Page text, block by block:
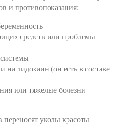
и противопоказания:
средств или проблемы
на лидокаин (он есть в составе
или тяжелые болезни
уколы красоты